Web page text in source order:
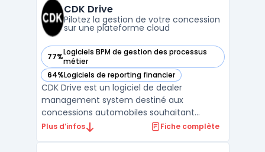
équipes chargées de la production, de la
collecte et de la validation de ...
CDK Drive
Pilotez la gestion de votre concession
sur une plateforme cloud
77%Logiciels BPM de gestion des processus
métier
— voir CDK Drive dans cette catégorie
64%Logiciels de reporting financier
— voir CDK Drive dans cette catégorie
CDK Drive est un logiciel de dealer
management system destiné aux
concessions automobiles souhaitant
centraliser et sécuriser la gestion de leurs
Plus d’infos Fiche complète